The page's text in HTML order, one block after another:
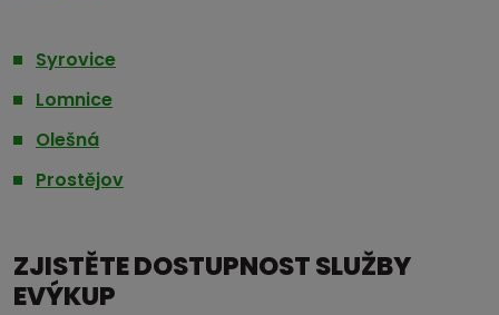
Syrovice
Lomnice
Olešná
Prostějov
ZJISTĚTE DOSTUPNOST SLUŽBY
EVÝKUP